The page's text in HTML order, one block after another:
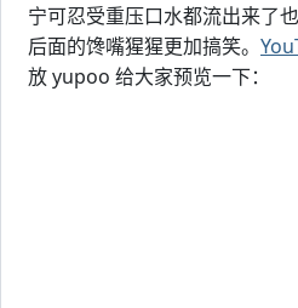
宁可忍受重压口水都流出来了
后面的馋嘴猩猩更加搞笑。
放 yupoo 给大家预览一下：